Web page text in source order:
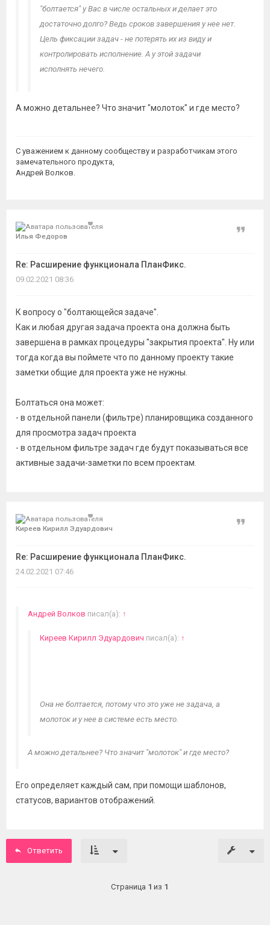
"болтается" у Вас в числе остальных и делает это
достаточно долго? Ведь сроков завершения у нее нет.
Цель фиксации задач - не потерять их из виду и
контролировать исполнение. А у этой задачи
исполнять нечего.
но не лучше ли взять соответствующий инструмент -
А можно детальнее? Что значит "молоток" и где место?
С уважением к данному сообществу и разработчикам этого
замечательного продукта,
Андрей Волков.
Илья Федоров
Re: Расширение функционала ПланФикс.
Цитата
09.02.2021 08:36
К вопросу о "болтающейся задаче".
Как и любая другая задача проекта она должна быть
завершена в рамках процедуры "закрытия проекта". Ну или
тогда когда вы поймете что по данному проекту такие
заметки общие для проекта уже не нужны.
Болтаться она может:
- в отдельной панели (фильтре) планировщика созданного
для просмотра задач проекта
- в отдельном фильтре задач где будут показываться все
активные задачи-заметки по всем проектам.
Киреев Кирилл Эдуардович
Re: Расширение функционала ПланФикс.
Цитата
24.02.2021 07:46
Андрей Волков писал(а): ↑
Киреев Кирилл Эдуардович писал(а): ↑
Она не болтается, потому что это уже не задача, а
молоток и у нее в системе есть место.
А можно детальнее? Что значит "молоток" и где место?
Его определяет каждый сам, при помощи шаблонов,
статусов, вариантов отображений.
Ответить
Страница 1 из 1